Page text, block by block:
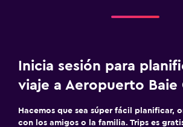
Inicia sesión para
viaje a Aeropuerto Baie
Hacemos que sea súper fácil planificar,
con los amigos o la familia. Trips es